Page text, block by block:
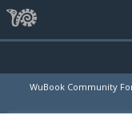
WuBook Community